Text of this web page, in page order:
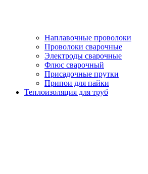
Наплавочные проволоки
Проволоки сварочные
Электроды сварочные
Флюс сварочный
Присадочные прутки
Припои для пайки
Теплоизоляция для труб